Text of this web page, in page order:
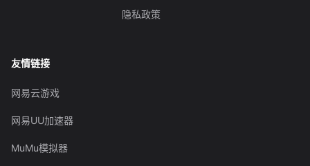
隐私政策
友情链接
网易云游戏
网易UU加速器
MuMu模拟器